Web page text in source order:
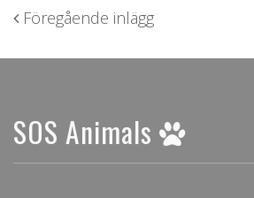
Inläggsnavigering
Föregående inlägg
SOS Animals